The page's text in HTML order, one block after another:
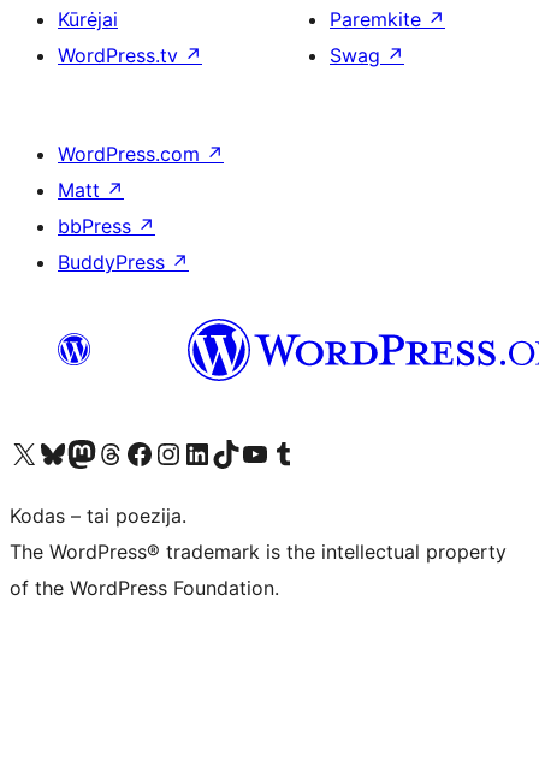
Kūrėjai
WordPress.tv ↗
Paremkite ↗
Swag ↗
WordPress.com ↗
Matt ↗
bbPress ↗
BuddyPress ↗
Visit our X (formerly Twitter) account
Apsilankykite mūsų Bluesky paskyroje
Visit our Mastodon account
Apsilankykite mūsų Threads paskyroje
Visit our Facebook page
Visit our Instagram account
Visit our LinkedIn account
Apsilankykite mūsų TikTok paskyroje
Visit our YouTube channel
Apsilankykite mūsų Tumblr paskyroje
Kodas – tai poezija.
The WordPress® trademark is the intellectual property
of the WordPress Foundation.